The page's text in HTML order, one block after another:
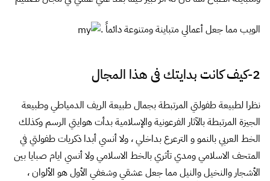
الويب مما جعل أعمالي متباينة ومتنوعة دائماً .
2-كيف كانت بدايتك فى هذا المجال
نظرا لطبيعة طفولتي المرتبطة بجمال طبيعة الريف الدمياطي وطبيعة
الجيزة المرتبطة بالآثار الفرعونية والإسلامية بدأت هوايتي الرسم وكذلك
الخط العربي بالنمو و الترعرع بداخلي ، ولا أنسي أبدا ذكريات طفولتي في
المتحف الاسلامي ومدي تأثري بالخط الاسلامي ولا أنسي ايام صبايا بين
الأشجار والنخيل والنيل مما جعل عشقي وشغفي الأول هو الألوان ،